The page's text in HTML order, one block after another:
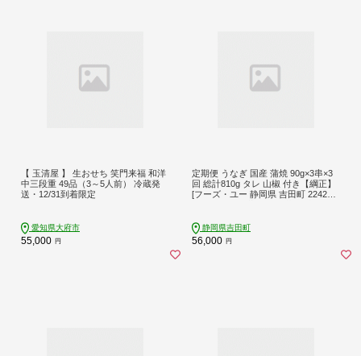
【 玉清屋 】 生おせち 笑門来福 和洋
中三段重 49品（3～5人前） 冷蔵発
送・12/31到着限定
愛知県大府市
55,000 円
定期便 うなぎ 国産 蒲焼 90g×3串×3
回 総計810g タレ 山椒 付き【綱正】
[フーズ・ユー 静岡県 吉田町 224241
静岡県吉田町
56,000 円